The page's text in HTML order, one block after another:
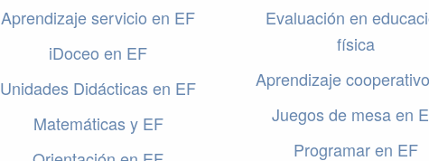
Aprendizaje servicio en EF
iDoceo en EF
Unidades Didácticas en EF
Matemáticas y EF
Evaluación en
física
Aprendizaje
Juegos de mesa en
Programar en EF